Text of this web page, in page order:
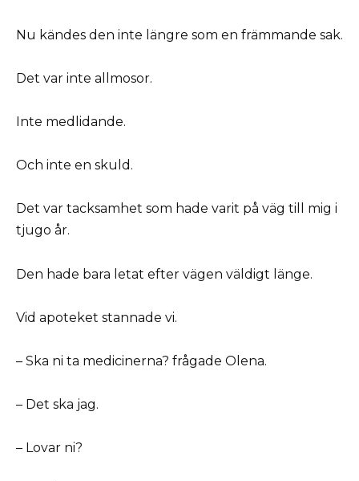
Nu kändes den inte längre som en främmande sak.
Det var inte allmosor.
Inte medlidande.
Och inte en skuld.
Det var tacksamhet som hade varit på väg till mig i
tjugo år.
Den hade bara letat efter vägen väldigt länge.
Vid apoteket stannade vi.
– Ska ni ta medicinerna? frågade Olena.
– Det ska jag.
– Lovar ni?